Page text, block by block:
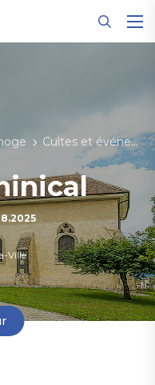
Cultes et événements
Ville